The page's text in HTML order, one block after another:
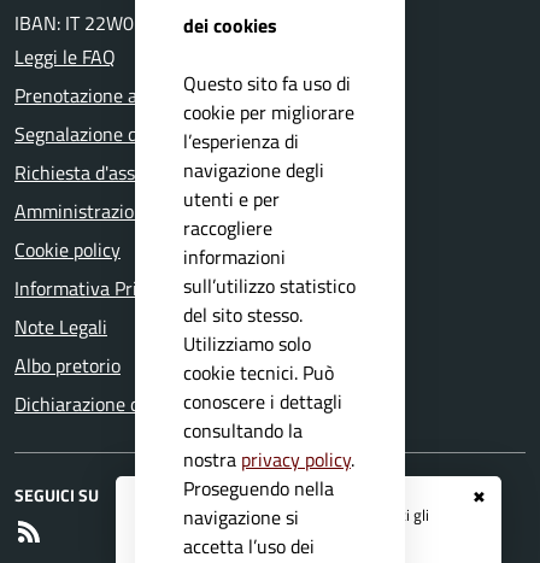
✖
Registrati ai serviziAPP IO
e ricevi tutti gli
aggiornamenti dall'Ente
IBAN: IT 22W0359901800000000131522
Leggi le FAQ
Prenotazione appuntamento
Segnalazione disservizio
Richiesta d'assistenza
Amministrazione trasparente
Cookie policy
Informativa Privacy
Note Legali
Albo pretorio
Dichiarazione di accessibilità
SEGUICI SU
dei cookies
Questo sito fa uso di
cookie per migliorare
l’esperienza di
navigazione degli
utenti e per
raccogliere
informazioni
sull’utilizzo statistico
del sito stesso.
Utilizziamo solo
cookie tecnici. Può
conoscere i dettagli
consultando la
nostra privacy policy.
Proseguendo nella
navigazione si
accetta l’uso dei